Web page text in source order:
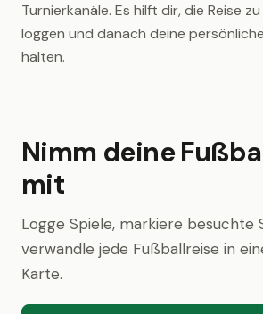
Turnierkanäle. Es hilft dir, die Reise
loggen und danach deine
halten.
Nimm deine
mit
Logge Spiele, markiere besuchte
verwandle jede Fußballreise in
Karte.